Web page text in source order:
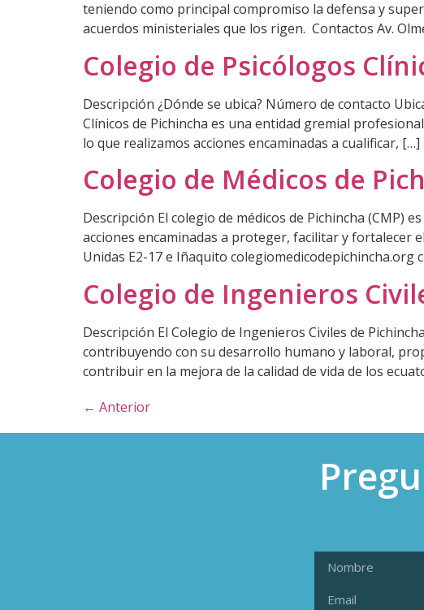
teniendo como principal compromiso la defensa y
acuerdos ministeriales que los rigen. Contactos Av.
Colegio de Psicólogos
Descripción ¿Dónde se ubica? Número de contacto
Clínicos de Pichincha es una entidad gremial
lo que realizamos acciones encaminadas a cualificar, […]
Colegio de Médicos de
Descripción El colegio de médicos de Pichincha (CMP)
acciones encaminadas a proteger, facilitar y fortalecer
Unidas E2-17 e Iñaquito colegiomedicodepichincha.org
Colegio de Ingenieros
Descripción El Colegio de Ingenieros Civiles de
contribuyendo con su desarrollo humano y laboral,
contribuir en la mejora de la calidad de vida de los
← Anterior